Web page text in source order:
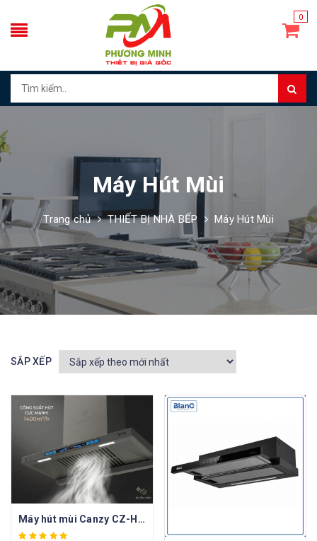
0
Máy Hút Mùi
Trang chủ THIẾT BỊ NHÀ BẾP Máy Hút Mùi
SẮP XẾP
Máy hút mùi Canzy CZ-H388CTC.PRO